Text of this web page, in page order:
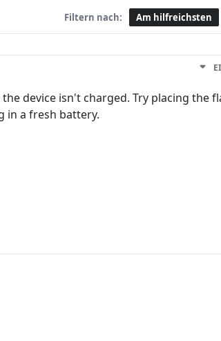
Filtern nach: Am hilfreichsten
device isn't charged. Try placing the
in a fresh battery.